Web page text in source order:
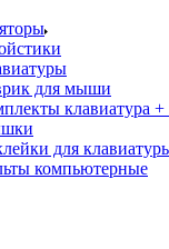
для мыши
клавиатура
для
компьютерные